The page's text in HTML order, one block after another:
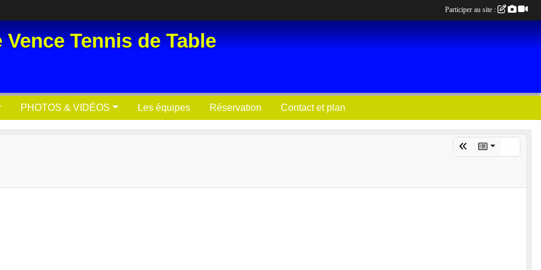
Tennis de Table
PHOTOS & VIDÉOS Les équipes Réservation Contact et plan
Participer au site :